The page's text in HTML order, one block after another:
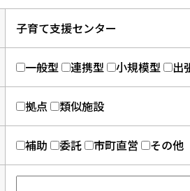
子育て支援センター
一般型 連携型 小規模型 出
拠点 類似施設
補助 委託 市町直営 その他